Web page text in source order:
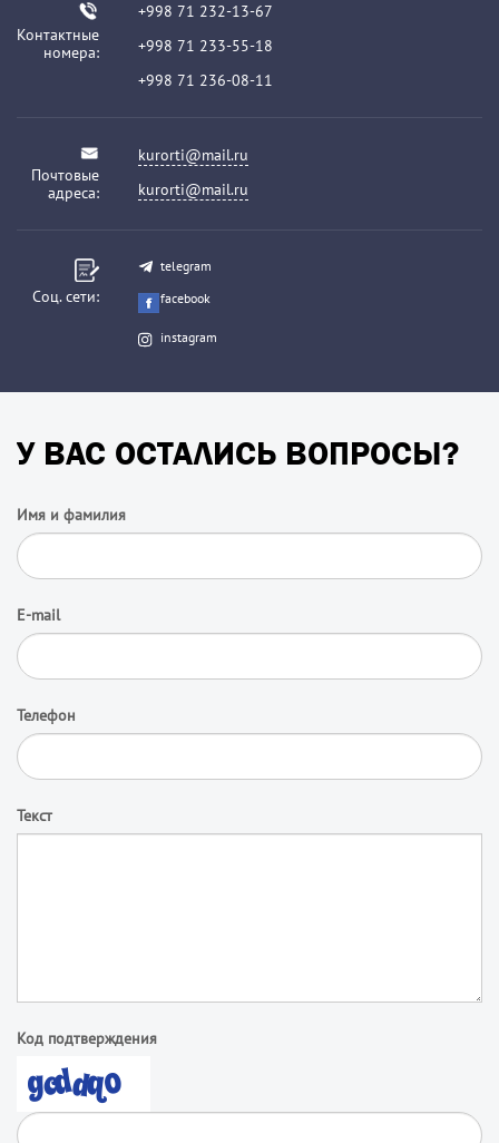
Контактные
номера:
+998 71 232-13-67
+998 71 233-55-18
+998 71 236-08-11
Почтовые
адреса:
kurorti@mail.ru
kurorti@mail.ru
Соц. сети:
telegram
facebook
instagram
У ВАС ОСТАЛИСЬ ВОПРОСЫ?
Имя и фамилия
E-mail
Телефон
Текст
Код подтверждения